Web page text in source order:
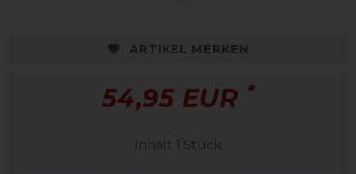
ARTIKEL MERKEN
54,95 EUR *
Inhalt 1 Stück